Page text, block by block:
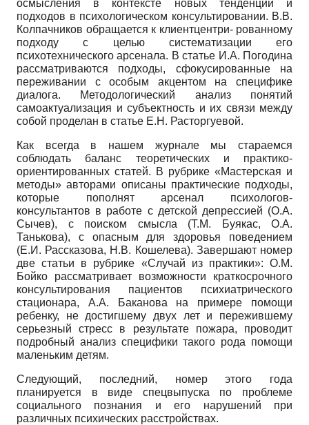
осмысления в контексте новых тенденций и
подходов в психологическом консультировании. В.В.
Колпачников обращается к клиентцентри- рованному
подходу с целью систематизации его
психотехнического арсенала. В статье И.А. Погодина
рассматриваются подходы, сфокусированные на
переживании с особым акцентом на специфике
диалога. Методологический анализ понятий
самоактуализация и субъектность и их связи между
собой проделан в статье Е.Н. Расторгуевой.
Как всегда в нашем журнале мы стараемся
соблюдать баланс теоретических и практико-
ориентированных статей. В рубрике «Мастерская и
методы» авторами описаны практические подходы,
которые пополнят арсенал психологов-
консультантов в работе с детской депрессией (О.А.
Сычев), с поиском смысла (Т.М. Буякас, О.А.
Танькова), с опасным для здоровья поведением
(Е.И. Рассказова, Н.В. Кошелева). Завершают номер
две статьи в рубрике «Случай из практики»: О.М.
Бойко рассматривает возможности краткосрочного
консультирования пациентов психиатрического
стационара, А.А. Баканова на примере помощи
ребенку, не достигшему двух лет и пережившему
серьезный стресс в результате пожара, проводит
подробный анализ специфики такого рода помощи
маленьким детям.
Следующий, последний, номер этого года
планируется в виде спецвыпуска по проблеме
социального познания и его нарушений при
различных психических расстройствах.